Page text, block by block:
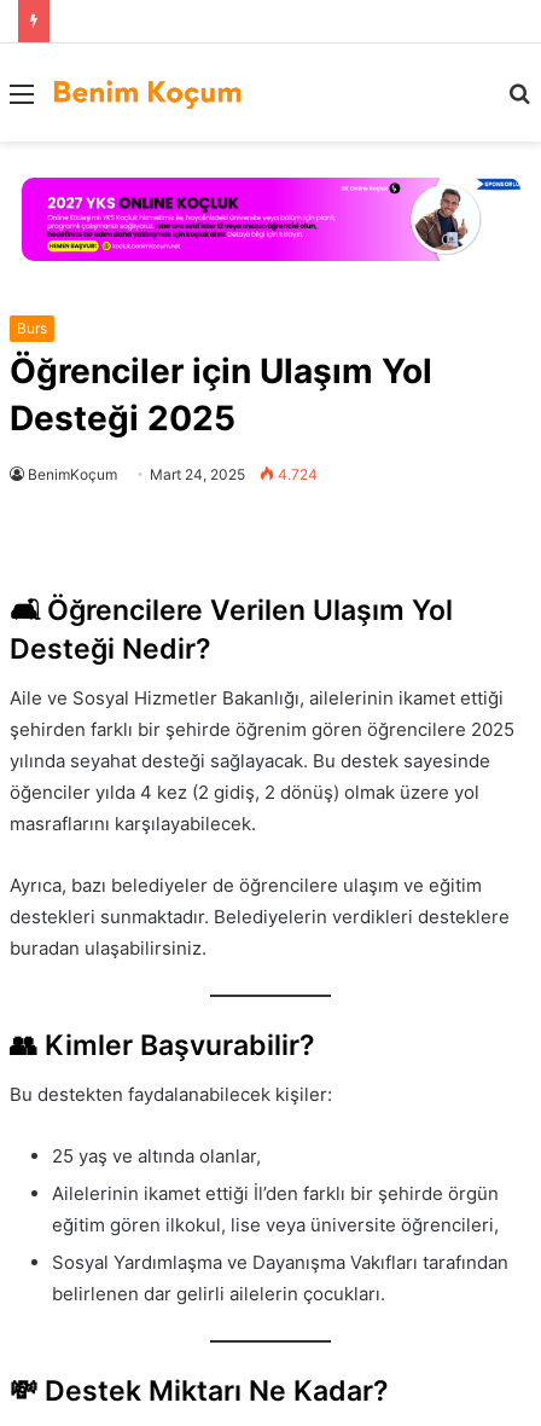
Menü
Burs
Öğrenciler için Ulaşım Yol
Desteği 2025
BenimKoçum Mart 24, 2025 4.724
🛋 Öğrencilere Verilen Ulaşım Yol
Desteği Nedir?
Aile ve Sosyal Hizmetler Bakanlığı, ailelerinin ikamet ettiği
şehirden farklı bir şehirde öğrenim gören öğrencilere 2025
yılında seyahat desteği sağlayacak. Bu destek sayesinde
öğenciler yılda 4 kez (2 gidiş, 2 dönüş) olmak üzere yol
masraflarını karşılayabilecek.
Ayrıca, bazı belediyeler de öğrencilere ulaşım ve eğitim
destekleri sunmaktadır. Belediyelerin verdikleri desteklere
buradan ulaşabilirsiniz.
👥 Kimler Başvurabilir?
Bu destekten faydalanabilecek kişiler:
25 yaş ve altında olanlar,
Ailelerinin ikamet ettiği İl’den farklı bir şehirde örgün
eğitim gören ilkokul, lise veya üniversite öğrencileri,
Sosyal Yardımlaşma ve Dayanışma Vakıfları tarafından
belirlenen dar gelirli ailelerin çocukları.
💸 Destek Miktarı Ne Kadar?